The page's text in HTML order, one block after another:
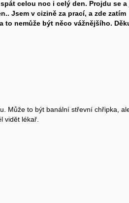
celou noc i celý den. Projdu se a
Jsem v cizině za prací, a zde zatím
to nemůže být něco vážnějšího.
Může to být banální střevní chřipka,
vidět lékař.